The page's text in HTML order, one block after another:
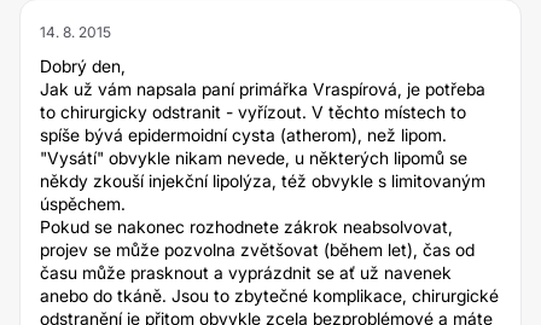
14. 8. 2015
Dobrý den,
Jak už vám napsala paní primářka Vraspírová, je potřeba
to chirurgicky odstranit - vyřízout. V těchto místech to
spíše bývá epidermoidní cysta (atherom), než lipom.
"Vysátí" obvykle nikam nevede, u některých lipomů se
někdy zkouší injekční lipolýza, též obvykle s limitovaným
úspěchem.
Pokud se nakonec rozhodnete zákrok neabsolvovat,
projev se může pozvolna zvětšovat (během let), čas od
času může prasknout a vyprázdnit se ať už navenek
anebo do tkáně. Jsou to zbytečné komplikace, chirurgické
odstranění je přitom obvykle zcela bezproblémové a máte